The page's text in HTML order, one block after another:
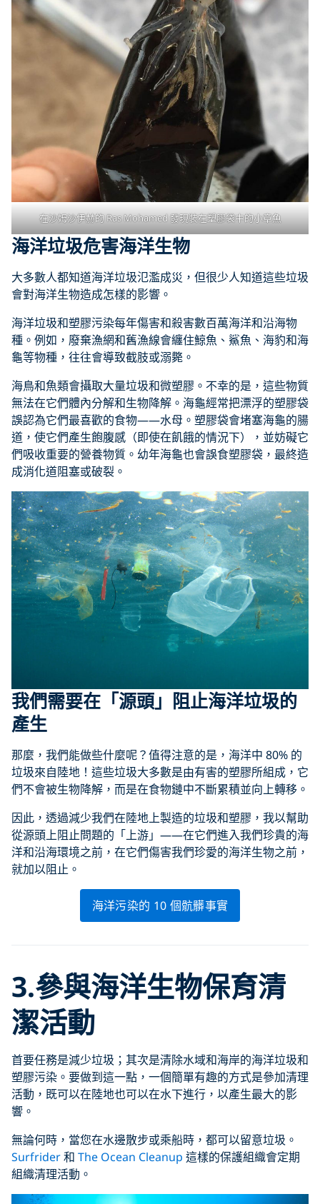
在沙姆沙伊赫的 Ras Mohamed 發現裝在塑膠袋中的小章魚
海洋垃圾危害海洋生物
大多數人都知道海洋垃圾氾濫成災，但很少人知道這些垃圾
會對海洋生物造成怎樣的影響。
海洋垃圾和塑膠污染每年傷害和殺害數百萬海洋和沿海物
種。例如，廢棄漁網和舊漁線會纏住鯨魚、鯊魚、海豹和海
龜等物種，往往會導致截肢或溺斃。
海鳥和魚類會攝取大量垃圾和微塑膠。不幸的是，這些物質
無法在它們體內分解和生物降解。海龜經常把漂浮的塑膠袋
誤認為它們最喜歡的食物——水母。塑膠袋會堵塞海龜的腸
道，使它們產生飽腹感（即使在飢餓的情況下），並妨礙它
們吸收重要的營養物質。幼年海龜也會誤食塑膠袋，最終造
成消化道阻塞或破裂。
我們需要在「源頭」阻止海洋垃圾的
產生
那麼，我們能做些什麼呢？值得注意的是，海洋中 80% 的
垃圾來自陸地！這些垃圾大多數是由有害的塑膠所組成，它
們不會被生物降解，而是在食物鏈中不斷累積並向上轉移。
因此，透過減少我們在陸地上製造的垃圾和塑膠，我以幫助
從源頭上阻止問題的「上游」——在它們進入我們珍貴的海
洋和沿海環境之前，在它們傷害我們珍愛的海洋生物之前，
就加以阻止。
海洋污染的 10 個骯髒事實
3.參與海洋生物保育清
潔活動
首要任務是減少垃圾；其次是清除水域和海岸的海洋垃圾和
塑膠污染。要做到這一點，一個簡單有趣的方式是參加清理
活動，既可以在陸地也可以在水下進行，以產生最大的影
響。
無論何時，當您在水邊散步或乘船時，都可以留意垃圾。
Surfrider和 The Ocean Cleanup 這樣的保護組織會定期
組織清理活動。